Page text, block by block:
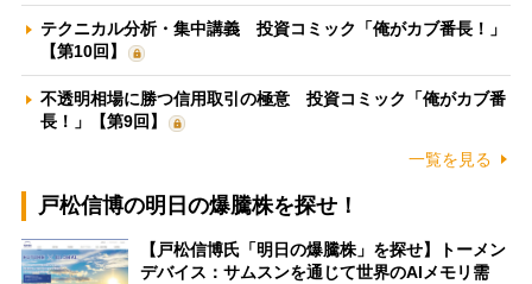
テクニカル分析・集中講義 投資コミック「俺がカブ番長！」
【第10回】
不透明相場に勝つ信用取引の極意 投資コミック「俺がカブ番
長！」【第9回】
一覧を見る
戸松信博の明日の爆騰株を探せ！
【戸松信博氏「明日の爆騰株」を探せ】トーメン
デバイス：サムスンを通じて世界のAIメモリ需